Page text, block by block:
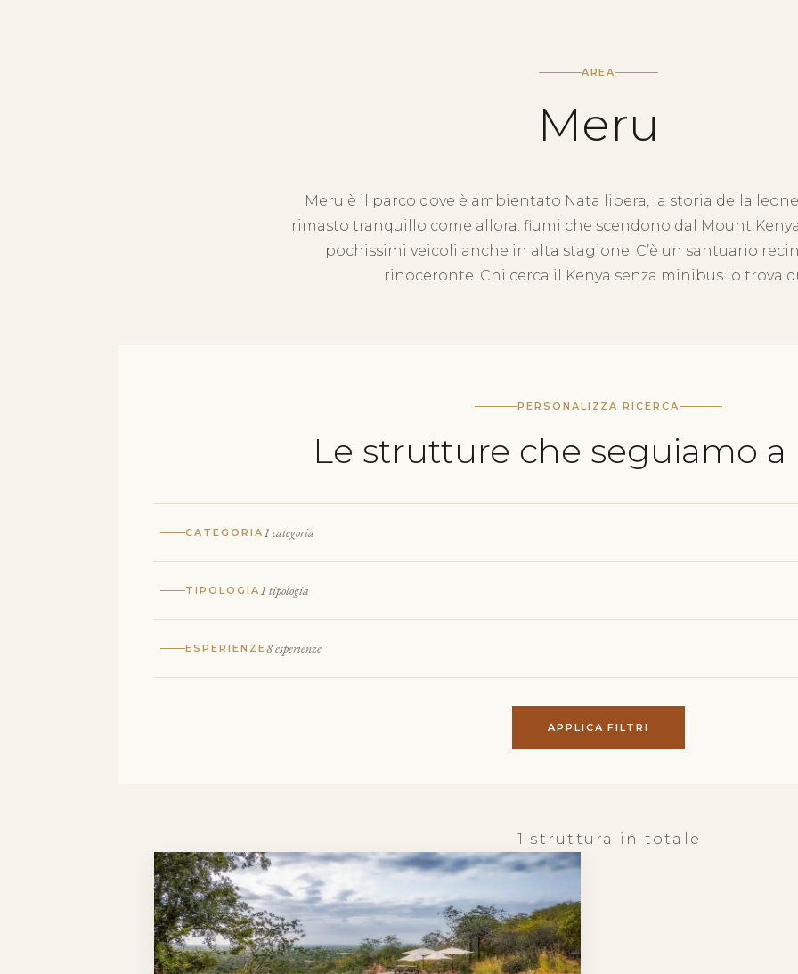
AREA
Meru
Meru è il parco dove è ambientato Nata libera, la storia della
rimasto tranquillo come allora: fiumi che scendono dal Mount
pochissimi veicoli anche in alta stagione. C’è un santuario
rinoceronte. Chi cerca il Kenya senza minibus lo trova
PERSONALIZZA RICERCA
Le strutture che seguiamo a
CATEGORIA 1 categoria
TIPOLOGIA 1 tipologia
ESPERIENZE8 esperienze
APPLICA FILTRI
1 struttura in totale